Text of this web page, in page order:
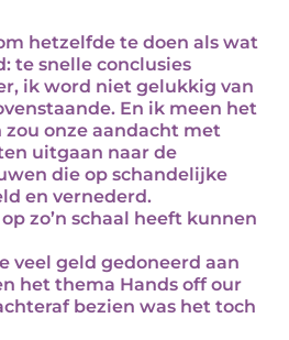
hetzelfde te doen als wat
te snelle conclusies
ik word niet gelukkig van
En ik meen het
zou onze aandacht met
uitgaan naar de
die op schandelijke
en vernederd.
zo’n schaal heeft kunnen
veel geld gedoneerd aan
het thema Hands off our
bezien was het toch